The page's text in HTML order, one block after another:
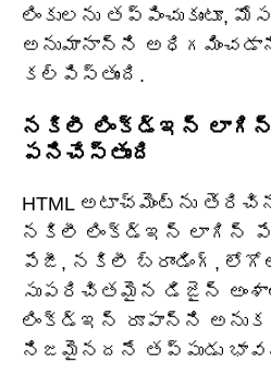
లింకులను తప్పించుకుంటూ,
అనుమానాన్ని
కల్పిస్తుంది.
నకిలీ లింక్డ్ఇన్
పనిచేస్తుంది
HTML అటాచ్‌మెంట్‌ను
నకిలీ లింక్డ్ఇన్ లాగిన్
పేజీ, నకిలీ బ్రాండింగ్,
సుపరిచితమైన డిజైన్
లింక్డ్ఇన్ రూపాన్ని
నిజమైనదనే తప్పుడు